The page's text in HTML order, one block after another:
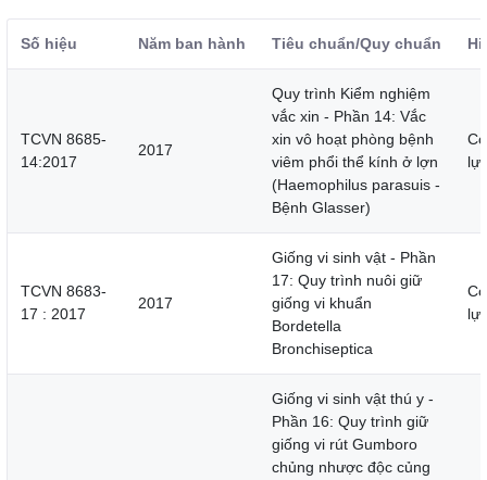
Số hiệu Năm ban hành Tiêu chuẩn/Quy chuẩn
TCVN 8685-
14:2017
2017
Quy trình Kiểm nghiệm
vắc xin - Phần 14: Vắc
xin vô hoạt phòng bệnh
viêm phổi thể kính ở lợn
(Haemophilus parasuis -
Bệnh Glasser)
lực
TCVN 8683-
17 : 2017
2017
Giống vi sinh vật - Phần
17: Quy trình nuôi giữ
giống vi khuẩn
Bordetella
Bronchiseptica
lực
Giống vi sinh vật thú y -
Phần 16: Quy trình giữ
giống vi rút Gumboro
chủng nhược độc củng